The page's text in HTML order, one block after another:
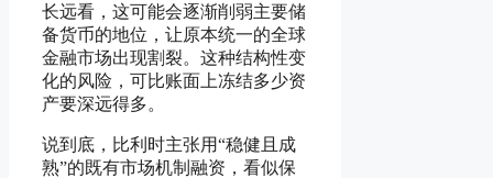
长远看，这可能会逐渐削弱主要储
备货币的地位，让原本统一的全球
金融市场出现割裂。这种结构性变
化的风险，可比账面上冻结多少资
产要深远得多。
说到底，比利时主张用“稳健且成
熟”的既有市场机制融资，看似保